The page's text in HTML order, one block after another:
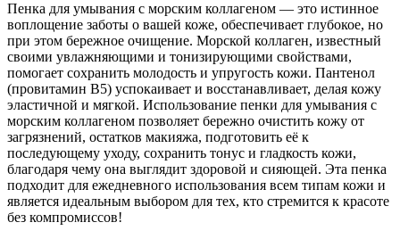
Пенка для умывания с морским коллагеном — это истинное
воплощение заботы о вашей коже, обеспечивает глубокое, но
при этом бережное очищение. Морской коллаген, известный
своими увлажняющими и тонизирующими свойствами,
помогает сохранить молодость и упругость кожи. Пантенол
(провитамин B5) успокаивает и восстанавливает, делая кожу
эластичной и мягкой. Использование пенки для умывания с
морским коллагеном позволяет бережно очистить кожу от
загрязнений, остатков макияжа, подготовить её к
последующему уходу, сохранить тонус и гладкость кожи,
благодаря чему она выглядит здоровой и сияющей. Эта пенка
подходит для ежедневного использования всем типам кожи и
является идеальным выбором для тех, кто стремится к красоте
без компромиссов!